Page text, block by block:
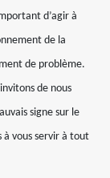
d’agir à
de la
de problème.
de nous
signe sur le
vous servir à tout